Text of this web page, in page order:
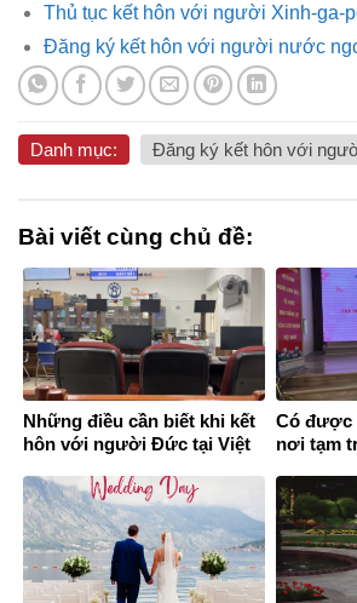
Thủ tục kết hôn với người Xinh-ga-
Đăng ký kết hôn với người nước
Danh mục: Đăng ký kết hôn với
Bài viết cùng chủ đề:
Những điều cần biết khi kết
hôn với người Đức tại Việt
Có được
nơi tạm